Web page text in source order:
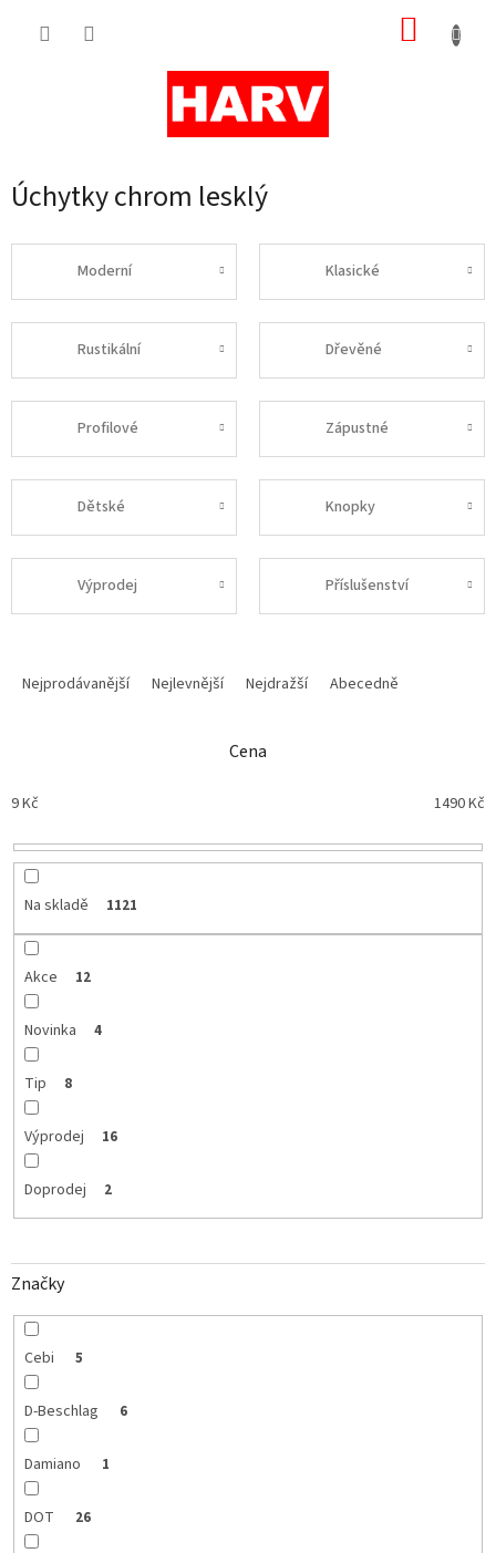
Úchytky chrom lesklý
Moderní Klasické
Rustikální Dřevěné
Profilové Zápustné
Dětské Knopky
Výprodej Příslušenství
p
o
k
Nejprodávanější Nejlevnější Nejdražší Abecedně
Cena
9Kč 1490Kč
Na skladě 1121
Akce 12
Novinka 4
Tip 8
Výprodej 16
Doprodej 2
Značky
Cebi 5
D-Beschlag 6
Damiano 1
DOT 26